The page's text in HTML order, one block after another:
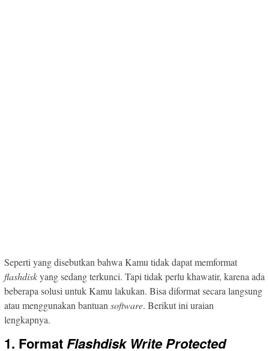
Seperti yang disebutkan bahwa Kamu tidak dapat memformat
flashdiskyang sedang terkunci. Tapi tidak perlu khawatir, karena ada
beberapa solusi untuk Kamu lakukan. Bisa diformat secara langsung
atau menggunakan bantuansoftware. Berikut ini uraian
lengkapnya.
1. FormatFlashdisk Write Protected